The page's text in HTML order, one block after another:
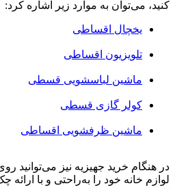
کنید، می‌توان به موارد زیر اشاره کرد:
یخچال اقساطی
تلویزیون اقساطی
ماشین لباسشویی قسطی
کولر گازی قسطی
ماشین ظرفشویی اقساطی
در هنگام خرید جهیزیه نیز می‌توانید
لوازم خانه خود را به‌راحتی و با ارائه